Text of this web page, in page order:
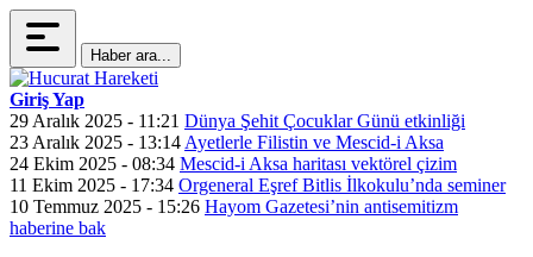
Haber ara...
Giriş Yap
29 Aralık 2025 - 11:21 Dünya Şehit Çocuklar Günü etkinliği
23 Aralık 2025 - 13:14 Ayetlerle Filistin ve Mescid-i Aksa
24 Ekim 2025 - 08:34 Mescid-i Aksa haritası vektörel çizim
11 Ekim 2025 - 17:34 Orgeneral Eşref Bitlis İlkokulu’nda seminer
10 Temmuz 2025 - 15:26 Hayom Gazetesi’nin antisemitizm
haberine bak